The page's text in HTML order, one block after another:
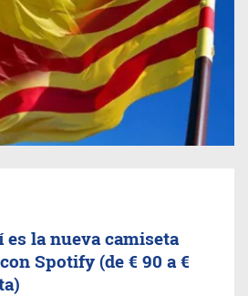
es la nueva camiseta
Spotify (de € 90 a €